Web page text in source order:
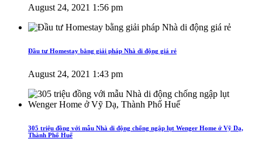
August 24, 2021 1:56 pm
Đầu tư Homestay bằng giải pháp Nhà di động giá rẻ
August 24, 2021 1:43 pm
305 triệu đồng với mẫu Nhà di động chống ngập lụt Wenger Home ở Vỹ Dạ,
Thành Phố Huế